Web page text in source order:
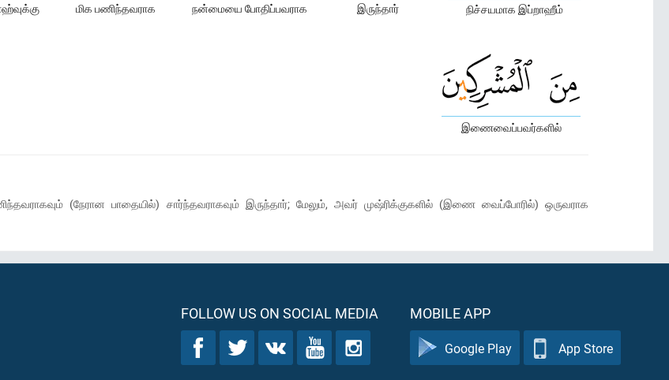
நிச்சயமாக இப்றாஹீம்
இருந்தார்
நன்மையை போதிப்பவராக
மிக பணிந்தவராக
இணைவைப்பவர்களில்
(நேரான பாதையில்) சார்ந்தவராகவும் இருந்தார்; மேலும், அவர் முஷ்ரிக்குகளில் (இணை வைப்போரில்) ஒருவராக
FOLLOW US ON SOCIAL MEDIA MOBILE APP
Google Play App Store